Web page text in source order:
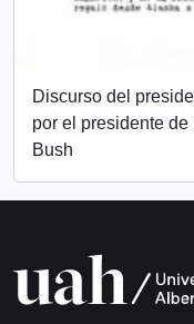
Discurso del
por el presidente
Bush